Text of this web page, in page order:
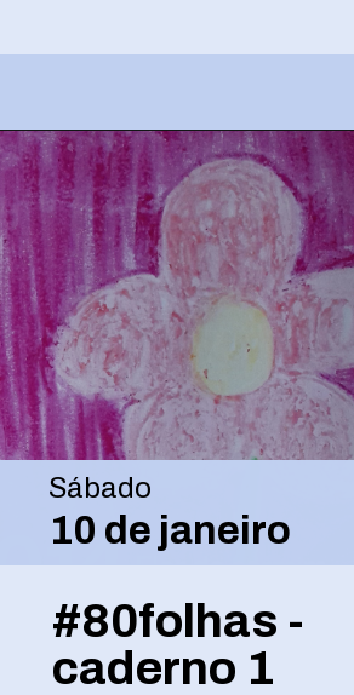
Opening
#80folhas -
caderno 1
Sábado
10 de janeiro